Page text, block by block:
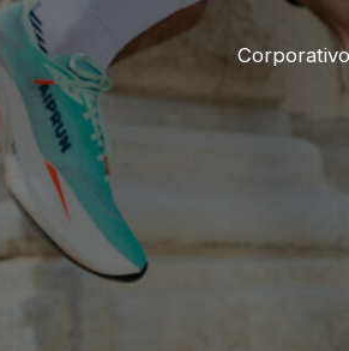
Corporativo